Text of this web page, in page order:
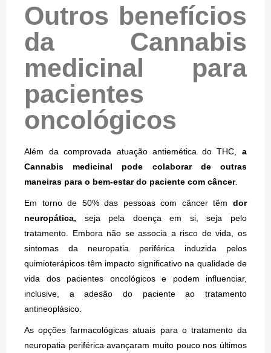
Outros benefícios
da Cannabis
medicinal para
pacientes
oncológicos
Além da comprovada atuação antiemética do THC, a
Cannabis medicinal pode colaborar de outras
maneiras para o bem-estar do paciente com câncer.
Em torno de 50% das pessoas com câncer têm dor
neuropática, seja pela doença em si, seja pelo
tratamento. Embora não se associa a risco de vida, os
sintomas da neuropatia periférica induzida pelos
quimioterápicos têm impacto significativo na qualidade de
vida dos pacientes oncológicos e podem influenciar,
inclusive, a adesão do paciente ao tratamento
antineoplásico.
As opções farmacológicas atuais para o tratamento da
neuropatia periférica avançaram muito pouco nos últimos